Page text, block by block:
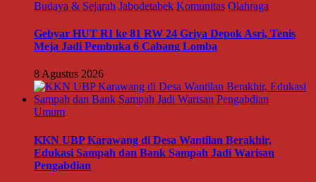
Budaya & Sejarah Jabodetabek Komunitas Olahraga
Gebyar HUT RI ke 81 RW 24 Griya Depok Asri, Tenis
Meja Jadi Pembuka 6 Cabang Lomba
8 Agustus 2026
Umum
KKN UBP Karawang di Desa Wantilan Berakhir,
Edukasi Sampah dan Bank Sampah Jadi Warisan
Pengabdian